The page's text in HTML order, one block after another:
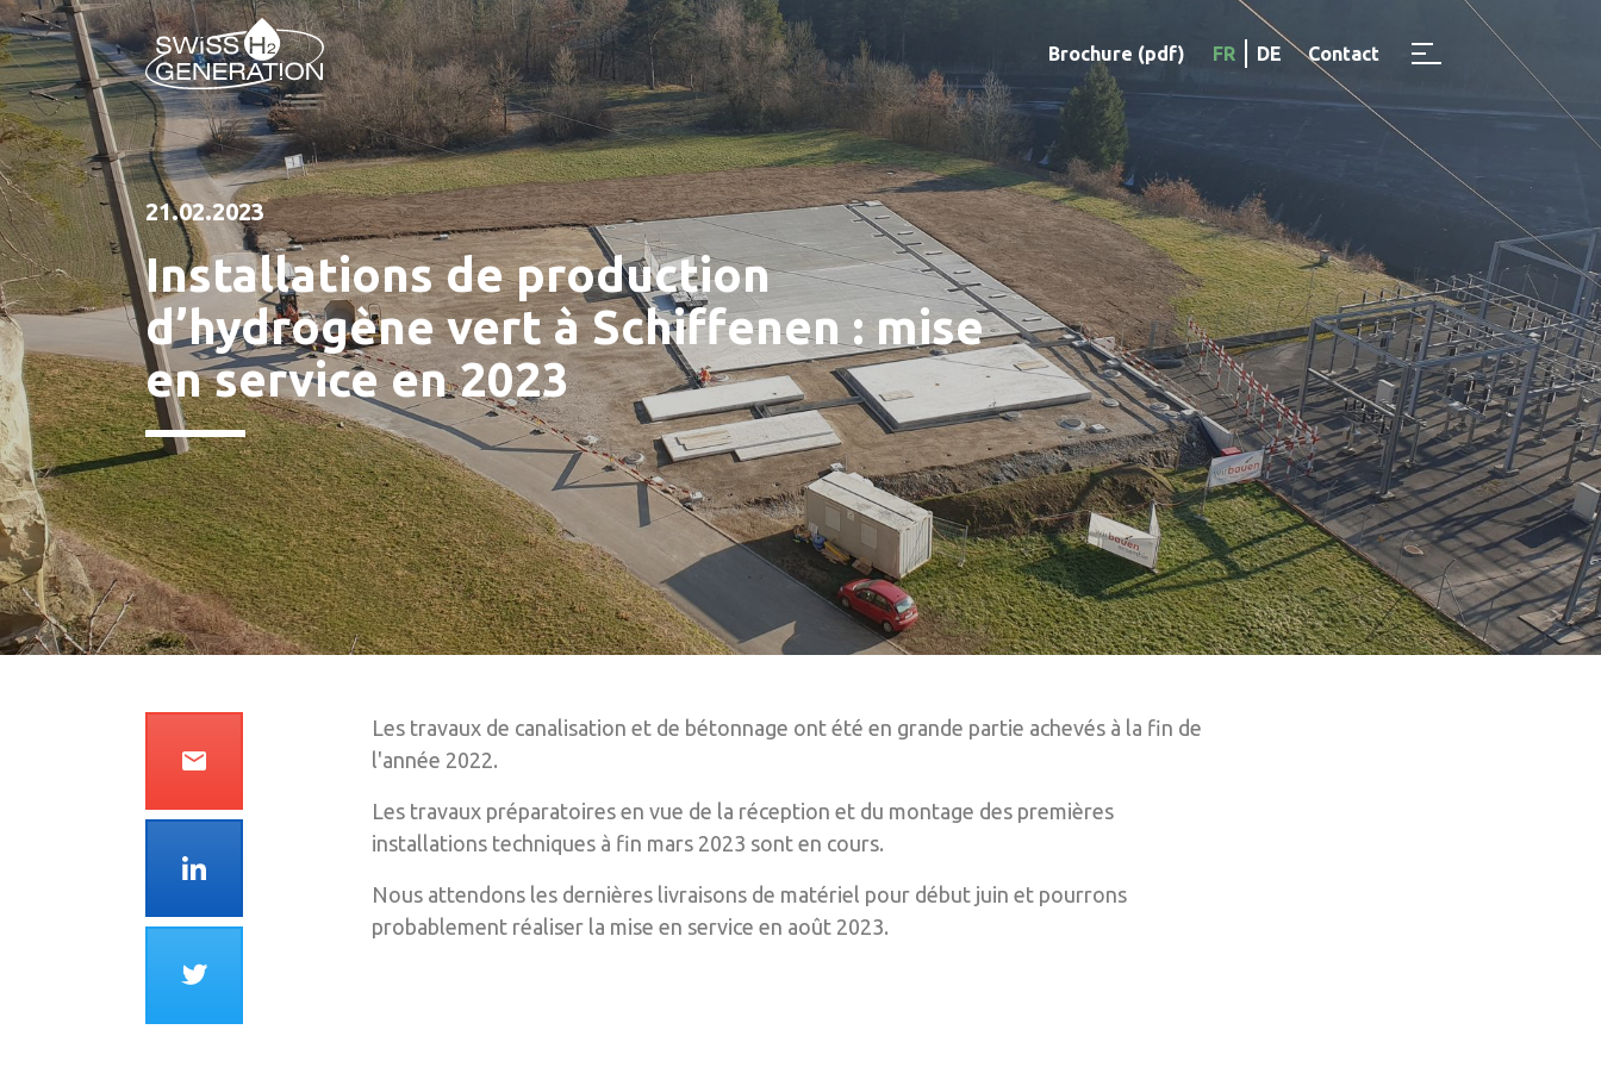
Brochure (pdf) FR DE Contact
21.02.2023
Installations de production
d’hydrogène vert à Schiffenen : mise
en service en 2023
Les travaux de canalisation et de bétonnage ont été en grande partie achevés à la fin de
l'année 2022.
Les travaux préparatoires en vue de la réception et du montage des premières
installations techniques à fin mars 2023 sont en cours.
Nous attendons les dernières livraisons de matériel pour début juin et pourrons
probablement réaliser la mise en service en août 2023.
email